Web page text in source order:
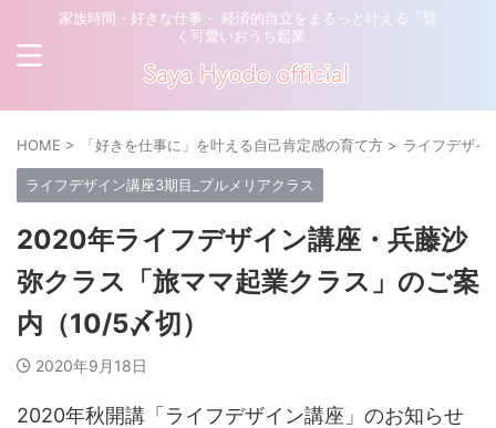
家族時間・好きな仕事・ 経済的自立をまるっと叶える「賢
く可愛いおうち起業」
HOME > 「好きを仕事に」を叶える自己肯定感の育て方 > ライフデザイ
ライフデザイン講座3期目_プルメリアクラス
2020年ライフデザイン講座・兵藤沙
弥クラス「旅ママ起業クラス」のご案
内（10/5〆切）
2020年9月18日
2020年秋開講「ライフデザイン講座」のお知らせ